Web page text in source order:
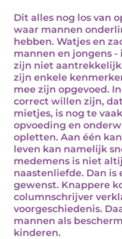
Dit alles nog los van
waar mannen
hebben. Watjes en
mannen en jongens -
zijn niet
zijn enkele
mee zijn opgevoed.
correct willen zijn,
mietjes, is nog te
opvoeding en
opletten. Aan één
leven kan namelijk
medemens is niet
naastenliefde. Dan is
gewenst. Knappere
columnschrijver
voorgeschiedenis.
mannen als
kinderen.